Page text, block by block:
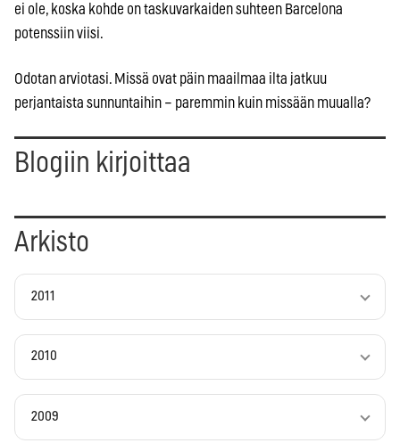
ei ole, koska kohde on taskuvarkaiden suhteen Barcelona
potenssiin viisi.
Odotan arviotasi. Missä ovat päin maailmaa ilta jatkuu
perjantaista sunnuntaihin – paremmin kuin missään muualla?
Blogiin kirjoittaa
Arkisto
2011
2010
2009